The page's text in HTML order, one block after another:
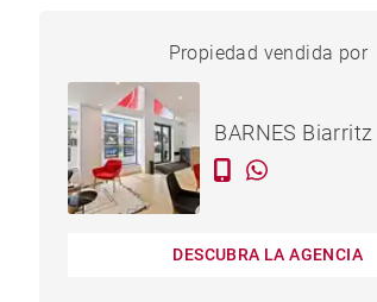
CASA BASSUSSARRY - 170 M²
Propiedad vendida por
BARNES Biarritz
DESCUBRA LA AGENCIA